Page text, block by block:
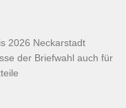
2026 Neckarstadt
der Briefwahl auch für